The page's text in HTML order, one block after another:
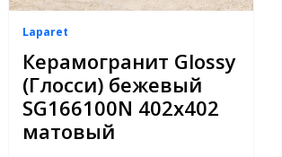
Laparet
Керамогранит Glossy
(Глосси) бежевый
SG166100N 402x402
матовый